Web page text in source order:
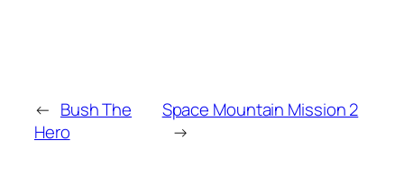
← Bush The
Hero
Space Mountain Mission 2
→